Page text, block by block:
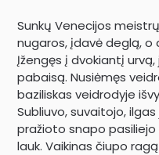
Sunkų Venecijos
nugaros, įdavė deglą, o
Įžengęs į dvokiantį
pabaisą. Nusiėmęs
baziliskas veidrodyje
Subliuvo, suvaitojo,
pražioto snapo
lauk. Vaikinas čiupo